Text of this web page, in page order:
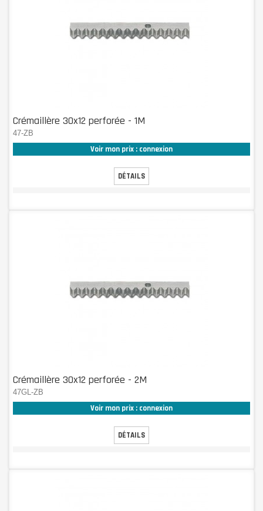
Crémaillère 30x12 perforée - 1M
47-ZB
Voir mon prix : connexion
DÉTAILS
Crémaillère 30x12 perforée - 2M
47GL-ZB
Voir mon prix : connexion
DÉTAILS